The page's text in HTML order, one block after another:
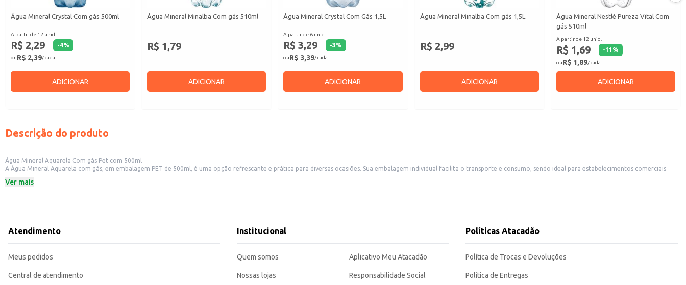
Água Mineral Crystal Com gás 500ml
A partir de 12 unid.
R$ 2,29 -4%
ouR$ 2,39/ cada
ADICIONAR
Água Mineral Minalba Com gás 510ml
R$ 1,79
ADICIONAR
Água Mineral Crystal Com Gás 1,5L
A partir de 6 unid.
R$ 3,29 -3%
ouR$ 3,39/ cada
ADICIONAR
Água Mineral Minalba Com gás 1,5L
R$ 2,99
ADICIONAR
Água Mineral Nestlé Pureza Vital Com
gás 510ml
A partir de 12 unid.
R$ 1,69 -11 %
ouR$ 1,89/ cada
ADICIONAR
Descrição do produto
Água Mineral Aquarela Com gás Pet com 500ml
A Água Mineral Aquarela com gás, em embalagem PET de 500ml, é uma opção refrescante e prática para diversas ocasiões. Sua embalagem individual facilita o transporte e consumo, sendo ideal para estabelecimentos comerciais
Dicas de uso:
A Água Mineral Aquarela com gás oferece uma alternativa refrescante e de fácil consumo, atendendo às necessidades de consumidores e comerciantes que buscam praticidade e qualidade. Sua embalagem de 500ml garante um bom
custo-benefício para quem compra em atacado.
Marca: Aquarela
Categoria: Água com gás
EAN: 59288998
Ver mais
Atendimento
Meus pedidos
Central de atendimento
Institucional
Quem somos
Nossas lojas
Aplicativo Meu Atacadão
Responsabilidade Social
Políticas Atacadão
Política de Trocas e Devoluções
Política de Entregas